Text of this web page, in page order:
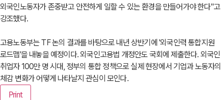
외국인노동자가 존중받고 안전하게 일할 수 있는 환경을 만들어가야 한다"고
강조했다.
고용노동부는 TF 논의 결과를 바탕으로 내년 상반기에 '외국인력 통합지원
로드맵'을 내놓을 예정이다. 외국인고용법 개정안도 국회에 제출한다. 외국인
취업자 100만 명 시대, 정부의 통합 정책으로 실제 현장에서 기업과 노동자의
체감 변화가 어떻게 나타날지 관심이 모인다.
Print